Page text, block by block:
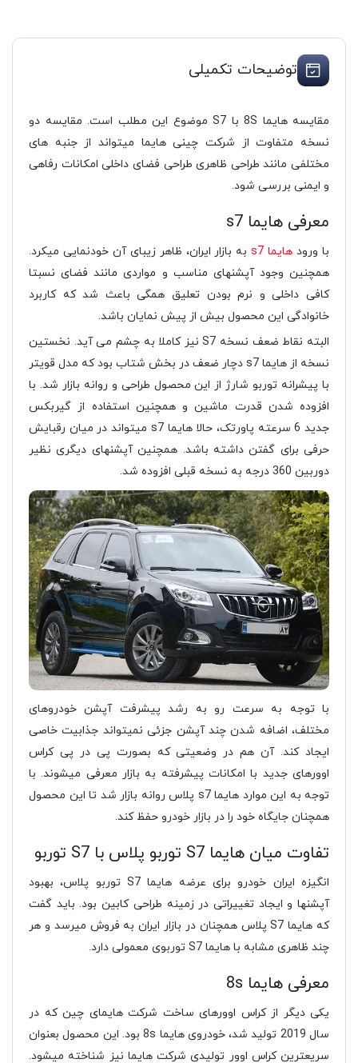
توضیحات تکمیلی
مقایسه هایما 8S با S7 موضوع این مطلب است. مقایسه دو
نسخه متفاوت از شرکت چینی هایما میتواند از جنبه های
مختلفی مانند طراحی ظاهری طراحی فضای داخلی امکانات رفاهی
و ایمنی بررسی شود.
معرفی هایما s7
با ورود هایما s7
به بازار ایران، ظاهر زیبای آن خودنمایی میکرد.
همچنین وجود آپشنهای مناسب و مواردی مانند فضای نسبتا
کافی داخلی و نرم بودن تعلیق همگی باعث شد که کاربرد
خانوادگی این محصول بیش از پیش نمایان باشد.
البته نقاط ضعف نسخه S7 نیز کاملا به چشم می آید. نخستین
نسخه از هایما s7 دچار ضعف در بخش شتاب بود که مدل قویتر
با پیشرانه توربو شارژ از این محصول طراحی و روانه بازار شد. با
افزوده شدن قدرت ماشین و همچنین استفاده از گیربکس
جدید 6 سرعته پاورتک، حالا هایما s7 میتواند در میان رقبایش
حرفی برای گفتن داشته باشد. همچنین آپشنهای دیگری نظیر
دوربین 360 درجه به نسخه قبلی افزوده شد.
با توجه به سرعت رو به رشد پیشرفت آپشن خودروهای
مختلف، اضافه شدن چند آپشن جزئی نمیتواند جذابیت خاصی
ایجاد کند. آن هم در وضعیتی که بصورت پی در پی کراس
اوورهای جدید با امکانات پیشرفته به بازار معرفی میشوند. با
توجه به این موارد هایما s7 پلاس روانه بازار شد تا این محصول
همچنان جایگاه خود را در بازار خودرو حفظ کند.
تفاوت میان هایما S7 توربو پلاس با S7 توربو
انگیزه ایران خودرو برای عرضه هایما S7 توربو پلاس، بهبود
آپشنها و ایجاد تغییراتی در زمینه طراحی کابین بود. باید گفت
که هایما S7 پلاس همچنان در بازار ایران به فروش میرسد و هر
چند ظاهری مشابه با هایما S7 توربوی معمولی دارد.
معرفی هایما 8s
یکی دیگر از کراس اوورهای ساخت شرکت هایمای چین که در
سال 2019 تولید شد، خودروی هایما 8s بود. این محصول بعنوان
سریعترین کراس اوور تولیدی شرکت هایما نیز شناخته میشود.